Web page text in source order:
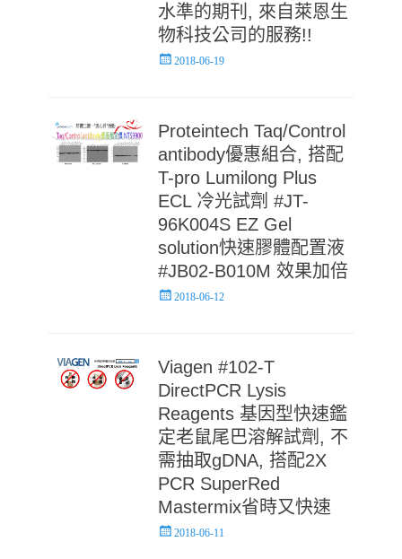
水準的期刊, 來自萊恩生
物科技公司的服務!!
Posted2018-06-19
Proteintech Taq/Control
antibody優惠組合, 搭配
T-pro Lumilong Plus
ECL 冷光試劑 #JT-
96K004S EZ Gel
solution快速膠體配置液
#JB02-B010M 效果加倍
Posted2018-06-12
Viagen #102-T
DirectPCR Lysis
Reagents 基因型快速鑑
定老鼠尾巴溶解試劑, 不
需抽取gDNA, 搭配2X
PCR SuperRed
Mastermix省時又快速
Posted2018-06-11